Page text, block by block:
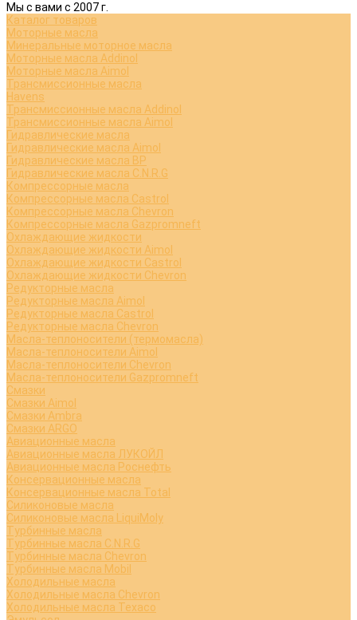
Мы с вами с 2007 г.
Каталог товаров
Моторные масла
Минеральные моторное масла
Моторные масла Addinol
Моторные масла Aimol
Трансмиссионные масла
Havens
Трансмиссионные масла Addinol
Трансмиссионные масла Aimol
Гидравлические масла
Гидравлические масла Aimol
Гидравлические масла BP
Гидравлические масла C.N.R.G
Компрессорные масла
Компрессорные масла Castrol
Компрессорные масла Chevron
Компрессорные масла Gazpromneft
Охлаждающие жидкости
Охлаждающие жидкости Aimol
Охлаждающие жидкости Castrol
Охлаждающие жидкости Chevron
Редукторные масла
Редукторные масла Aimol
Редукторные масла Castrol
Редукторные масла Chevron
Масла-теплоносители (термомасла)
Масла-теплоносители Aimol
Масла-теплоносители Chevron
Масла-теплоносители Gazpromneft
Смазки
Смазки Aimol
Смазки Ambra
Смазки ARGO
Авиационные масла
Авиационные масла ЛУКОЙЛ
Авиационные масла Роснефть
Консервационные масла
Консервационные масла Total
Силиконовые масла
Силиконовые масла LiquiMoly
Турбинные масла
Турбинные масла C.N.R.G
Турбинные масла Chevron
Турбинные масла Mobil
Холодильные масла
Холодильные масла Chevron
Холодильные масла Texaco